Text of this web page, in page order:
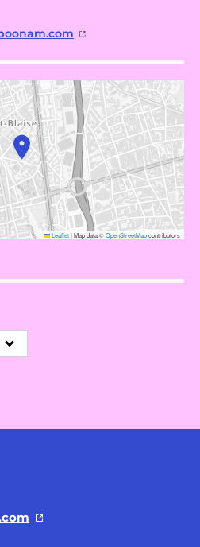
Leaflet|Map data ©OpenStreetMapcontributors